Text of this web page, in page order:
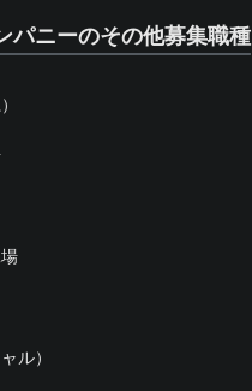
パニーのその他募集職種
ル）